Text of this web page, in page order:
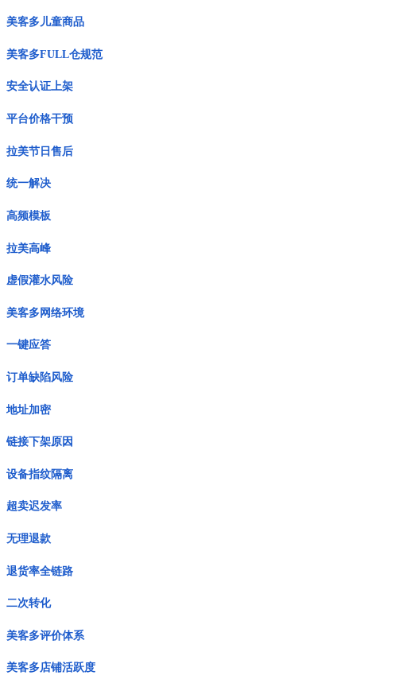
美客多儿童商品
美客多FULL仓规范
安全认证上架
平台价格干预
拉美节日售后
统一解决
高频模板
拉美高峰
虚假灌水风险
美客多网络环境
一键应答
订单缺陷风险
地址加密
链接下架原因
设备指纹隔离
超卖迟发率
无理退款
退货率全链路
二次转化
美客多评价体系
美客多店铺活跃度